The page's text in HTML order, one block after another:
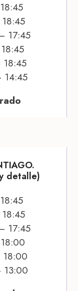
17:45
14:45
detalle)
17:45
18:00
13:00